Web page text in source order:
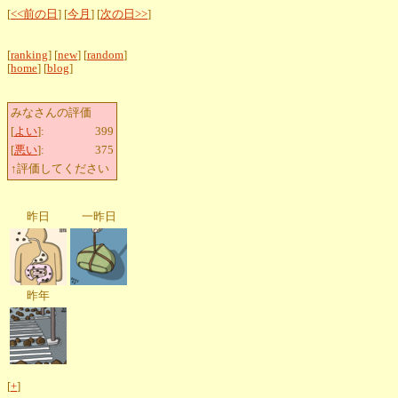
[<<前の日 ] [今月 ] [次の日>>]
[ranking] [new] [random]
[home] [blog]
みなさんの評価
[よい]:
399
[悪い]:
375
↑評価してください
昨日 一昨日
昨年
[+]